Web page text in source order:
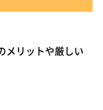
メリットや厳しい